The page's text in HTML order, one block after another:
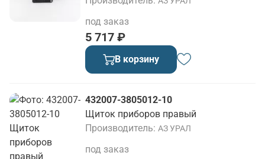
5 717 ₽
под заказ
В корзину
432007-3805012-10
Щиток приборов правый
Производитель АЗ УРАЛ
под заказ